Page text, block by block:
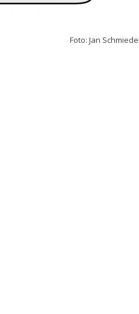
Foto: Jan